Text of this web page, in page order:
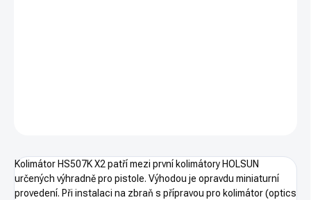
Kolimátor HS507K X2 patří mezi první kolimátory HOLSUN
určených výhradně pro pistole. Výhodou je opravdu miniaturní
provedení. Při instalaci na zbraň s přípravou pro kolimátor (optics